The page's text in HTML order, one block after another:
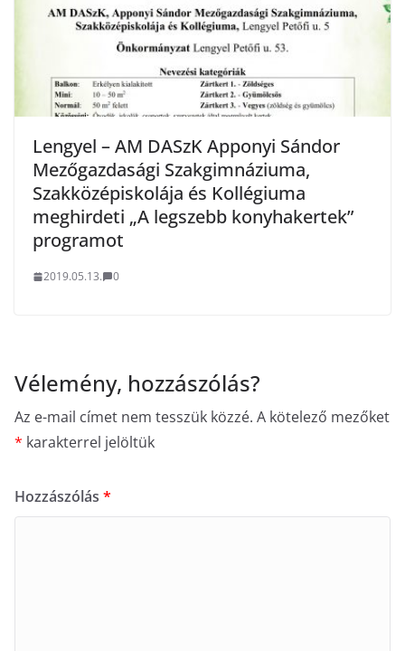
Lengyel – AM DASzK Apponyi Sándor
Mezőgazdasági Szakgimnáziuma,
Szakközépiskolája és Kollégiuma
meghirdeti „A legszebb konyhakertek”
programot
2019.05.13. 0
Vélemény, hozzászólás?
Az e-mail címet nem tesszük közzé. A kötelező mezőket
* karakterrel jelöltük
Hozzászólás *